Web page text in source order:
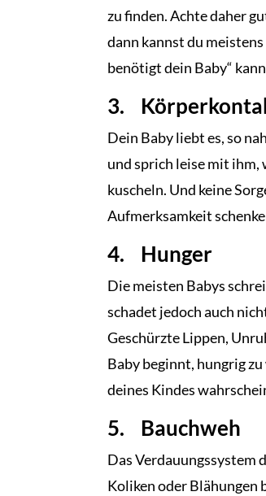
zu finden. Achte daher
dann kannst du
benötigt dein Baby“
3.
Dein Baby liebt es, so
und sprich leise mit
kuscheln. Und keine
Aufmerksamkeit
4. Hunger
Die meisten Babys
schadet jedoch auch
Geschürzte Lippen,
Baby beginnt, hungrig
deines Kindes
5. Bauchweh
Das Verdauungssystem
Koliken oder Blähungen